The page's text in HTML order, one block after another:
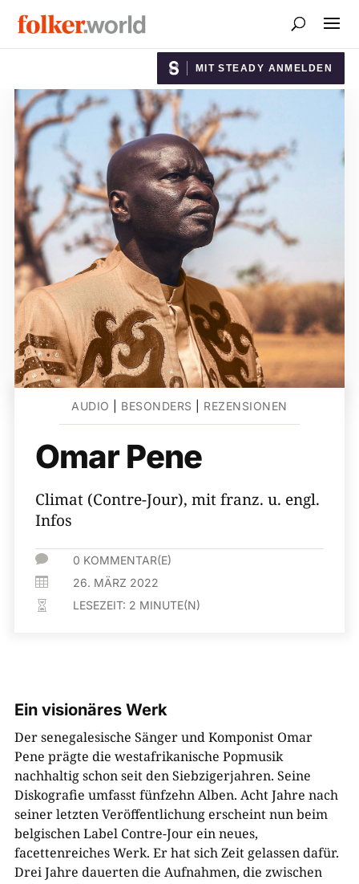
MIT STEADY ANMELDEN
AUDIO BESONDERS REZENSIONEN
Omar Pene
Climat (Contre-Jour), mit franz. u. engl.
Infos
 0 KOMMENTAR(E)
 26. MÄRZ 2022
 LESEZEIT: 2 MINUTE(N)
Ein visionäres Werk
Der senegalesische Sänger und Komponist Omar
Pene prägte die westafrikanische Popmusik
nachhaltig schon seit den Siebzigerjahren. Seine
Diskografie umfasst fünfzehn Alben. Acht Jahre nach
seiner letzten Veröffentlichung erscheint nun beim
belgischen Label Contre-Jour ein neues,
facettenreiches Werk. Er hat sich Zeit gelassen dafür.
Drei Jahre dauerten die Aufnahmen, die zwischen